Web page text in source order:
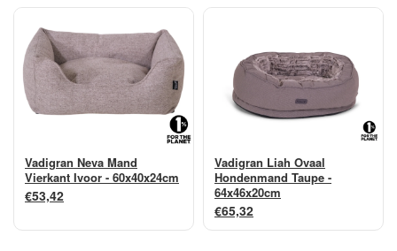
Vadigran Neva Mand
Vierkant Ivoor - 60x40x24cm
€53,42
Vadigran Liah Ovaal
Hondenmand Taupe -
64x46x20cm
€65,32